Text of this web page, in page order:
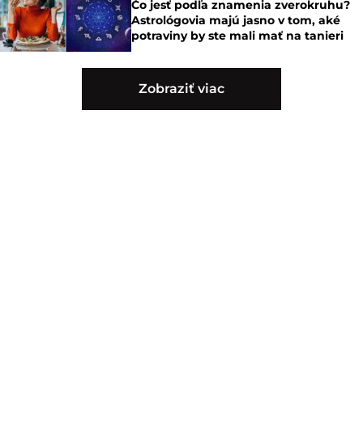
Čo jesť podľa znamenia zverokruhu?
Astrológovia majú jasno v tom, aké
potraviny by ste mali mať na tanieri
Zobraziť viac